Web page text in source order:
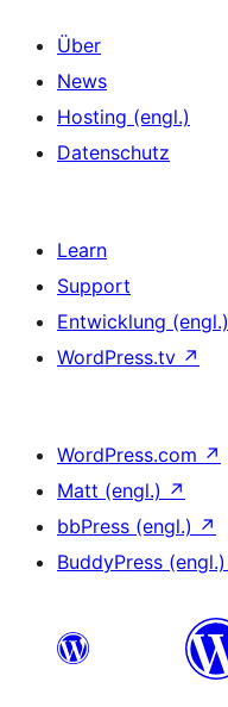
Über
News
Hosting (engl.)
Datenschutz
Learn
Support
Entwicklung (engl.)
WordPress.tv ↗
WordPress.com ↗
Matt (engl.) ↗
bbPress (engl.) ↗
BuddyPress (engl.)